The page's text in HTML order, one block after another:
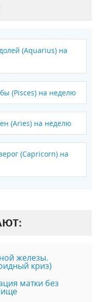
(Aquarius) на
(Pisces) на неделю
(Aries) на неделю
(Capricorn) на
железы.
криз)
матки без